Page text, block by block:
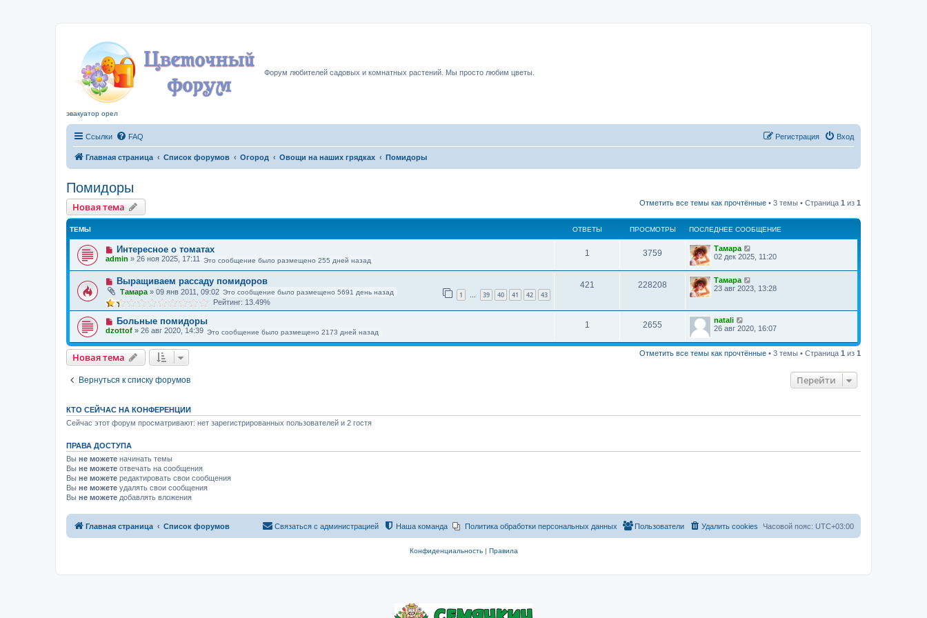
Форум любителей садовых и комнатных растений. Мы просто любим цветы.
эвакуатор орел
Ссылки FAQ Вход
Регистрация
Главная страница Список форумов Огород Овощи на наших грядках Помидоры
Помидоры
Новая тема Отметить все темы как прочтённые • 3 темы • Страница 1 из 1
ТЕМЫ ОТВЕТЫ ПРОСМОТРЫ ПОСЛЕДНЕЕ СООБЩЕНИЕ
Интересное о томатах
admin » 26 ноя 2025, 17:11 Это сообщение было размещено 255 дней назад
1 3759
Тамара
02 дек 2025, 11:20
Выращиваем рассаду помидоров
Тамара » 09 янв 2011, 09:02 1 … 39 40 41 42 43
Это сообщение было размещено 5691 день назад
Рейтинг: 13.49%
421 228208
Тамара
23 авг 2023, 13:28
Больные помидоры
dzottof » 26 авг 2020, 14:39 Это сообщение было размещено 2173 дней назад
1 2655
natali
26 авг 2020, 16:07
Новая тема Отметить все темы как прочтённые • 3 темы • Страница 1 из 1
Вернуться к списку форумов Перейти
КТО СЕЙЧАС НА КОНФЕРЕНЦИИ
Сейчас этот форум просматривают: нет зарегистрированных пользователей и 2 гостя
ПРАВА ДОСТУПА
Вы не можете начинать темы
Вы не можете отвечать на сообщения
Вы не можете редактировать свои сообщения
Вы не можете удалять свои сообщения
Вы не можете добавлять вложения
Главная страница Список форумов Часовой пояс: UTC+03:00
Удалить cookies
Пользователи
Политика обработки персональных данных
Наша команда
Связаться с администрацией
Конфиденциальность| Правила